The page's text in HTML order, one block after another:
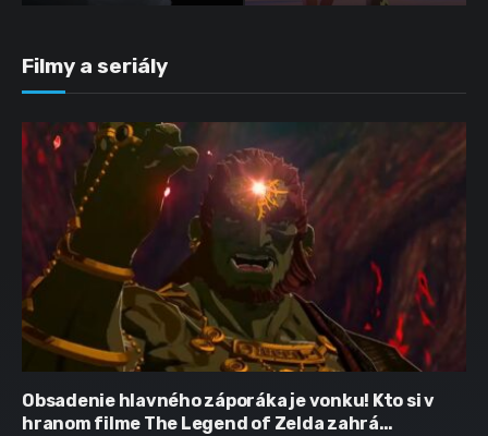
Filmy a seriály
Obsadenie hlavného záporáka je vonku! Kto si v
hranom filme The Legend of Zelda zahrá